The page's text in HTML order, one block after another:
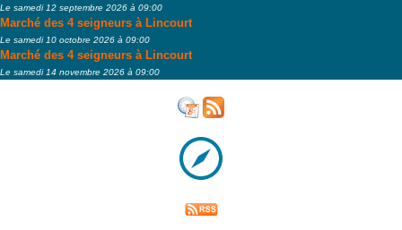
Le samedi 12 septembre 2026 à 09:00
Marché des 4 seigneurs à Lincourt
Le samedi 10 octobre 2026 à 09:00
Marché des 4 seigneurs à Lincourt
Le samedi 14 novembre 2026 à 09:00